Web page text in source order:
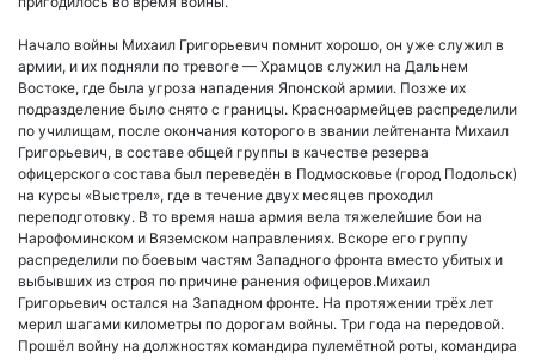
Начало войны Михаил Григорьевич помнит хорошо, он уже служил в
армии, и их подняли по тревоге — Храмцов служил на Дальнем
Востоке, где была угроза нападения Японской армии. Позже их
подразделение было снято с границы. Красноармейцев распределили
по училищам, после окончания которого в звании лейтенанта Михаил
Григорьевич, в составе общей группы в качестве резерва
офицерского состава был переведён в Подмосковье (город Подольск)
на курсы «Выстрел», где в течение двух месяцев проходил
переподготовку. В то время наша армия вела тяжелейшие бои на
Нарофоминском и Вяземском направлениях. Вскоре его группу
распределили по боевым частям Западного фронта вместо убитых и
выбывших из строя по причине ранения офицеров.Михаил
Григорьевич остался на Западном фронте. На протяжении трёх лет
мерил шагами километры по дорогам войны. Три года на передовой.
Прошёл войну на должностях командира пулемётной роты, командира